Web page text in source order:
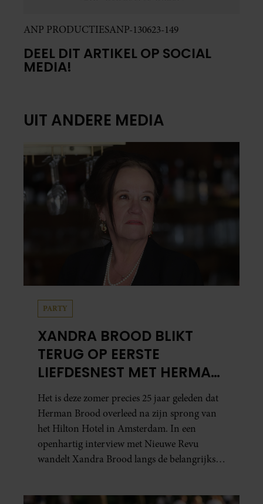
ANP PRODUCTIESANP-130623-149
DEEL DIT ARTIKEL OP SOCIAL
MEDIA!
UIT ANDERE MEDIA
PARTY
XANDRA BROOD BLIKT
TERUG OP EERSTE
LIEFDESNEST MET HERMAN
BROOD: “HIER IS LOLA
GEBOREN”
Het is deze zomer precies 25 jaar geleden dat
Herman Brood overleed na zijn sprong van
het Hilton Hotel in Amsterdam. In een
openhartig interview met Nieuwe Revu
wandelt Xandra Brood langs de belangrijkste